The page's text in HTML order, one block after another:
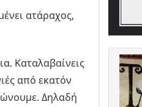
ατάραχος,
Καταλαβαίνεις
από εκατόν
Δηλαδή